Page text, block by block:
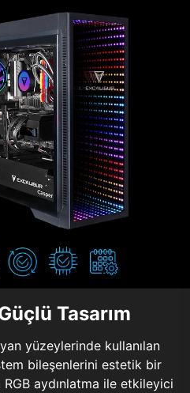
Tasarım
yüzeylerinde kullanılan
bileşenlerini estetik bir
aydınlatma ile etkileyici